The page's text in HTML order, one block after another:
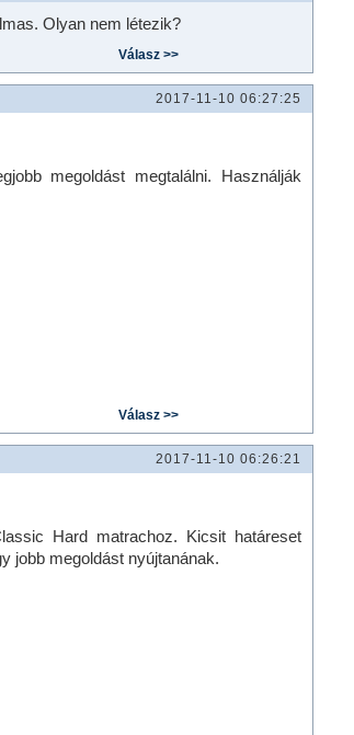
Olyan nem létezik?
2017-11-10 06:27:25
megoldást megtalálni. Használják
2017-11-10 06:26:21
Hard matrachoz. Kicsit határeset
jobb megoldást nyújtanának.